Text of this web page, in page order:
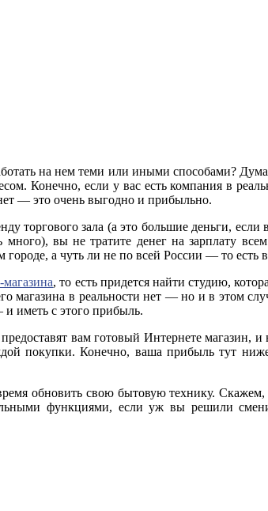
на нем теми или иными способами?
Конечно, если у вас есть компания в
— это очень выгодно и прибыльно.
торгового зала (а это большие деньги,
вы не тратите денег на зарплату
городе, а чуть ли не по всей России — то есть
магазина, то есть придется найти студию,
магазина в реальности нет — но и в этом
иметь с этого прибыль.
вам готовый Интернете магазин,
покупки. Конечно, ваша прибыль тут
обновить свою бытовую технику.
функциями, если уж вы решили